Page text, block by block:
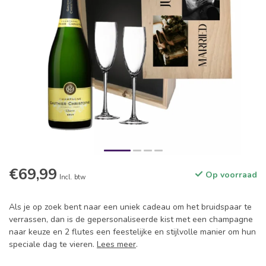
€69,99 Incl. btw Op voorraad
Als je op zoek bent naar een uniek cadeau om het bruidspaar te
verrassen, dan is de gepersonaliseerde kist met een champagne
naar keuze en 2 flutes een feestelijke en stijlvolle manier om hun
speciale dag te vieren. Lees meer.